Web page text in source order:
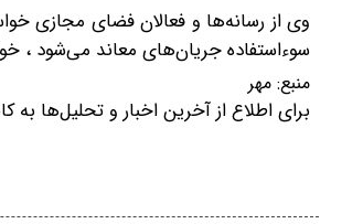
وی از رسانه‌ها و فعالان فضای مجازی
سوءاستفاده جریان‌های معاند می‌شود ،
منبع: مهر
برای اطلاع از آخرین اخبار و تحلیل‌ها به